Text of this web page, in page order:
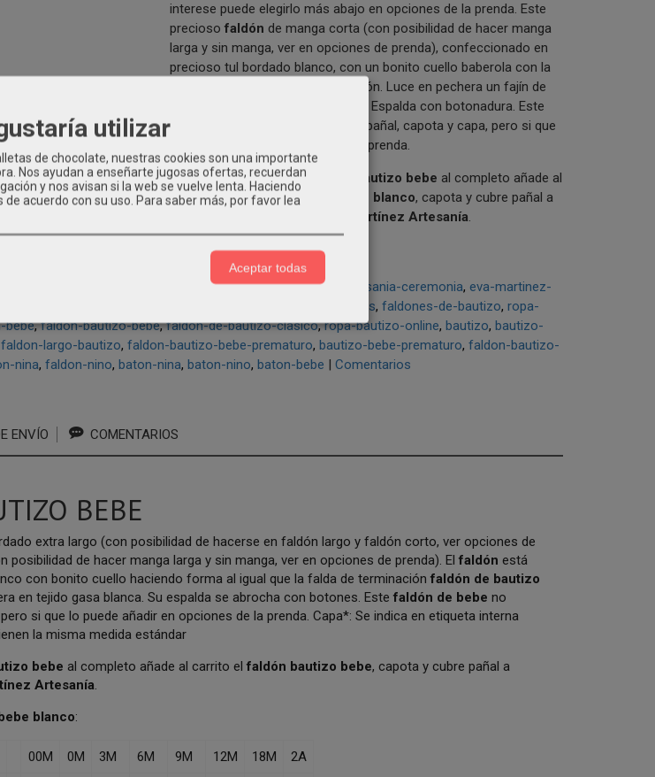
interese puede elegirlo más abajo en opciones de la prenda. Este
precioso faldón de manga corta (con posibilidad de hacer manga
larga y sin manga, ver en opciones de prenda), confeccionado en
precioso tul bordado blanco, con un bonito cuello baberola con la
misma forma de terminación faldón. Luce en pechera un fajín de
gasa blanco con lazada delantera. Espalda con botonadura. Este
faldón de bebe
no incluye cubre pañal, capota y capa, pero si que
lo puede añadir en opciones de la prenda.
Si quieres tener elconjunto de bautizo bebe al completo añade al
carrito el faldón bautizo de bebe blanco, capota y cubre pañal a
Eva Martínez Artesanía.
eva-martinez-artesania-online eva-martinez-artesania-ceremonia eva-martinez-
trajes-bautizo-para-bebes faldones-de-bautizo ropa-
bebe faldon-bautizo-bebe faldon-de-bautizo-clasico ropa-bautizo-online bautizo bautizo-
faldon-largo-bautizo faldon-bautizo-bebe-prematuro bautizo-bebe-prematuro faldon-bautizo-
nina faldon-nino baton-nina baton-nino baton-bebe | Comentarios
ENVÍO COMENTARIOS
BEBE
extra largo (con posibilidad de hacerse en faldón largo y faldón corto, ver opciones de
posibilidad de hacer manga larga y sin manga, ver en opciones de prenda). Elfaldónestá
con bonito cuello haciendo forma al igual que la falda de terminaciónfaldón de bautizo
en tejido gasa blanca. Su espalda se abrocha con botones. Estefaldón de bebe no
si que lo puede añadir en opciones de la prenda. Capa*: Se indica en etiqueta interna
la misma medida estándar
bebe al completo añade al carrito elfaldón bautizo bebe, capota y cubre pañal a
Artesanía
blanco:
00M 0M 3M 6M 9M 12M 18M 2A
utilizar
de chocolate, nuestras cookies son una importante
Nos ayudan a enseñarte jugosas ofertas, recuerdan
y nos avisan si la web se vuelve lenta. Haciendo
acuerdo con su uso. Para saber más, por favor lea
Aceptar todas